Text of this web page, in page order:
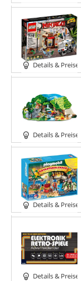
Details & Preise
Details & Preise
Details & Preise
Details & Preise